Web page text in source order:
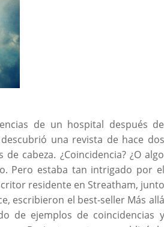
de un hospital después de
una revista de hace dos
cabeza. ¿Coincidencia? ¿O algo
Pero estaba tan intrigado por el
residente en Streatham, junto
escribieron el best-seller Más allá
de ejemplos de coincidencias y